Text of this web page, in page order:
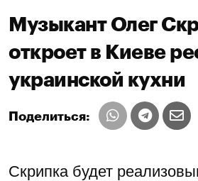
Музыкант Олег
откроет в Киеве
украинской кухни
Поделиться:
Скрипка будет